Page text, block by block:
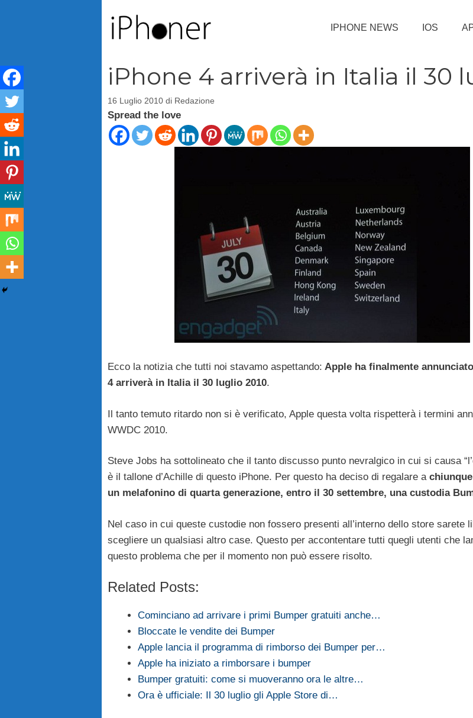
IPHONE NEWS IOS
iPhone 4 arriverà in Italia il 30
16 Luglio 2010 di Redazione
Spread the love
Ecco la notizia che tutti noi stavamo aspettando: Apple ha finalmente
4 arriverà in Italia il 30 luglio 2010.
Il tanto temuto ritardo non si è verificato, Apple questa volta rispetterà i termini
WWDC 2010.
Steve Jobs ha sottolineato che il tanto discusso punto nevralgico in cui si causa
è il tallone d’Achille di questo iPhone. Per questo ha deciso di regalare a
un melafonino di quarta generazione, entro il 30 settembre, una custodia
Nel caso in cui queste custodie non fossero presenti all’interno dello store sarete
scegliere un qualsiasi altro case. Questo per accontentare tutti quegli utenti che
questo problema che per il momento non può essere risolto.
Related Posts:
Cominciano ad arrivare i primi Bumper gratuiti anche…
Bloccate le vendite dei Bumper
Apple lancia il programma di rimborso dei Bumper per…
Apple ha iniziato a rimborsare i bumper
Bumper gratuiti: come si muoveranno ora le altre…
Ora è ufficiale: Il 30 luglio gli Apple Store di…